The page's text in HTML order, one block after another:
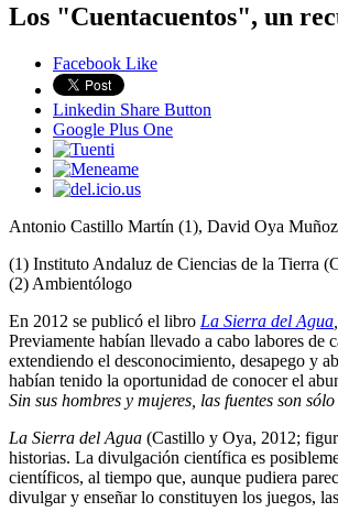
Los "Cuentacuentos", un
Facebook Like
Linkedin Share Button
Google Plus One
Antonio Castillo Martín (1), David Oya
(1) Instituto Andaluz de Ciencias de la Tierra
(2) Ambientólogo
En 2012 se publicó el libro La Sierra del Agua
Previamente habían llevado a cabo labores de
extendiendo el desconocimiento, desapego y
habían tenido la oportunidad de conocer el
Sin sus hombres y mujeres, las fuentes son
La Sierra del Agua (Castillo y Oya, 2012;
historias. La divulgación científica es
científicos, al tiempo que, aunque pudiera
divulgar y enseñar lo constituyen los juegos,